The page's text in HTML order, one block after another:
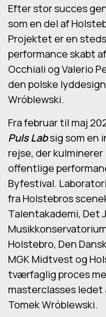
Efter stor succes
som en del af
Projektet er en
performance skabt
Occhiali og Valerio
den polske
Wróblewski.
Fra februar til maj
Puls Labsig som en
rejse, der
offentlige
Byfestival.
fra Holstebros
Talentakademi, Det
Holstebro, Den
MGK Midtvest og
tværfaglig proces
masterclasses ledet
Tomek Wróblewski.